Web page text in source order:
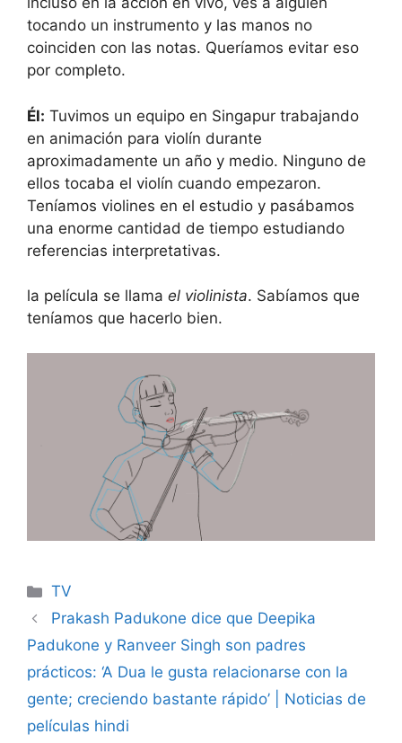
tocando un instrumento y las manos no
coinciden con las notas. Queríamos evitar eso
por completo.
Él: Tuvimos un equipo en Singapur trabajando
en animación para violín durante
aproximadamente un año y medio. Ninguno de
ellos tocaba el violín cuando empezaron.
Teníamos violines en el estudio y pasábamos
una enorme cantidad de tiempo estudiando
referencias interpretativas.
la película se llama el violinista. Sabíamos que
teníamos que hacerlo bien.
Categories
TV
Prakash Padukone dice que Deepika
Padukone y Ranveer Singh son padres
prácticos: ‘A Dua le gusta relacionarse con la
gente; creciendo bastante rápido’ | Noticias de
películas hindi